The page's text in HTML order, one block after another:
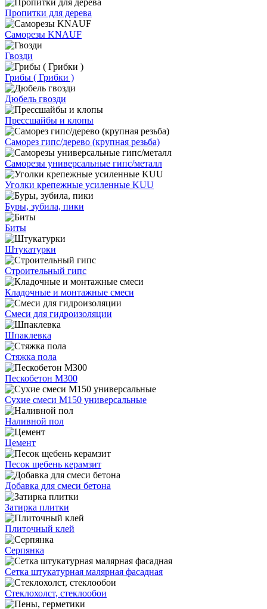
Пропитки для дерева
Саморезы KNAUF
Гвозди
Грибы ( Грибки )
Дюбель гвозди
Прессшайбы и клопы
Саморез гипс/дерево (крупная резьба)
Саморезы универсальные гипс/металл
Уголки крепежные усиленные KUU
Буры, зубила, пики
Биты
Штукатурки
Строительный гипс
Кладочные и монтажные смеси
Смеси для гидроизоляции
Шпаклевка
Стяжка пола
Пескобетон М300
Сухие смеси М150 универсальные
Наливной пол
Цемент
Песок щебень керамзит
Добавка для смеси бетона
Затирка плитки
Плиточный клей
Серпянка
Сетка штукатурная малярная фасадная
Стеклохолст, стеклообои